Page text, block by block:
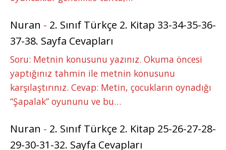
Nuran - 2. Sınıf Türkçe 2. Kitap 33-34-35-36-
37-38. Sayfa Cevapları
Soru: Metnin konusunu yazınız. Okuma öncesi
yaptığınız tahmin ile metnin konusunu
karşılaştırınız. Cevap: Metin, çocukların oynadığı
“Şapalak” oyununu ve bu…
Nuran - 2. Sınıf Türkçe 2. Kitap 25-26-27-28-
29-30-31-32. Sayfa Cevapları